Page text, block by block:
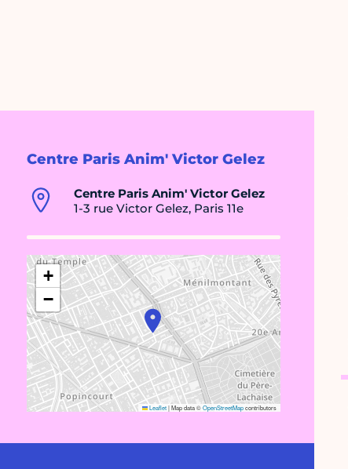
Centre Paris Anim' Victor Gelez
Centre Paris Anim' Victor Gelez
1-3 rue Victor Gelez, Paris 11e
+
−
Leaflet|Map data ©OpenStreetMapcontributors